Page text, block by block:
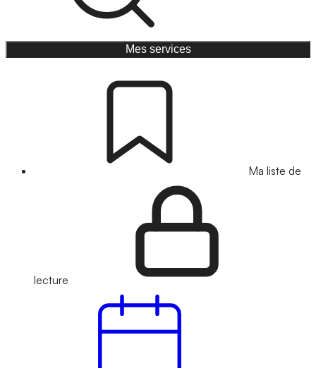
Mes services
Ma liste de
lecture